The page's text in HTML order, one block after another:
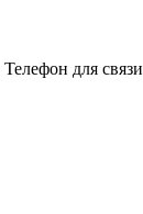
Телефон для связи